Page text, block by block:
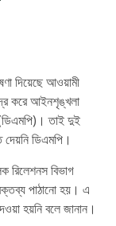
দিয়েছে আওয়ামী
করে আইনশৃঙ্খলা
তাই দুই
ডিএমপি।
রিলেশনস বিভাগ
পাঠানো হয়। এ
হয়নি বলে জানান।